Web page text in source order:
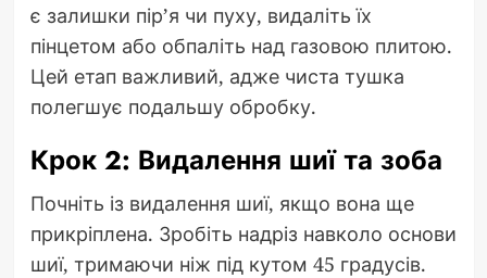
є залишки пір’я чи пуху, видаліть їх
пінцетом або обпаліть над газовою плитою.
Цей етап важливий, адже чиста тушка
полегшує подальшу обробку.
Крок 2: Видалення шиї та зоба
Почніть із видалення шиї, якщо вона ще
прикріплена. Зробіть надріз навколо основи
шиї, тримаючи ніж під кутом 45 градусів.